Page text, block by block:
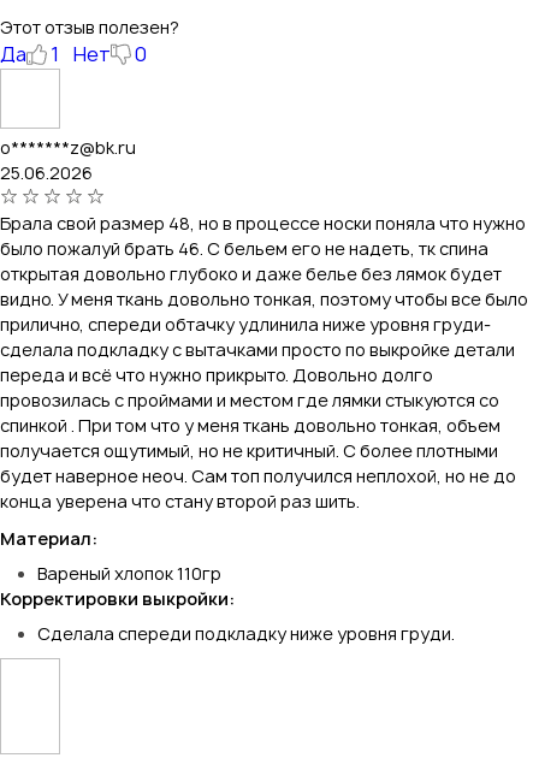
Этот отзыв полезен?
Да 1 Нет 0
o*******z@bk.ru
25.06.2026
Брала свой размер 48, но в процессе носки поняла что нужно
было пожалуй брать 46. С бельем его не надеть, тк спина
открытая довольно глубоко и даже белье без лямок будет
видно. У меня ткань довольно тонкая, поэтому чтобы все было
прилично, спереди обтачку удлинила ниже уровня груди-
сделала подкладку с вытачками просто по выкройке детали
переда и всё что нужно прикрыто. Довольно долго
провозилась с проймами и местом где лямки стыкуются со
спинкой . При том что у меня ткань довольно тонкая, объем
получается ощутимый, но не критичный. С более плотными
будет наверное неоч. Сам топ получился неплохой, но не до
конца уверена что стану второй раз шить.
Материал:
Вареный хлопок 110гр
Корректировки выкройки:
Сделала спереди подкладку ниже уровня груди.